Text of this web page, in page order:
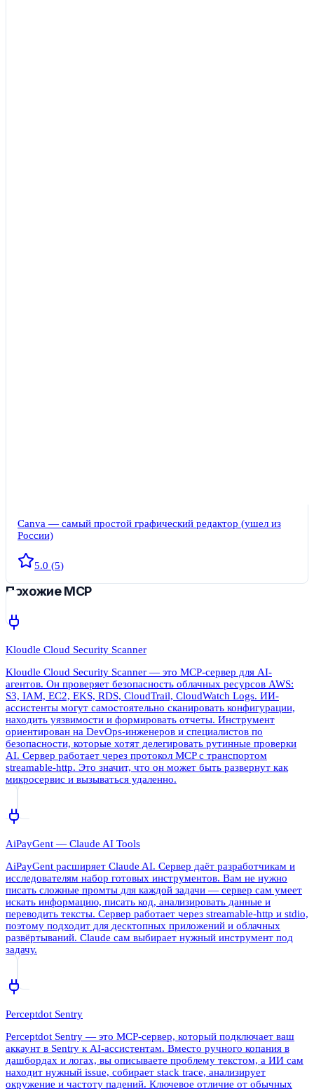
Canva — самый простой графический редактор (ушел из
России)
5.0 (5)
Похожие MCP
Kloudle Cloud Security Scanner
Kloudle Cloud Security Scanner — это MCP-сервер для AI-
агентов. Он проверяет безопасность облачных ресурсов AWS:
S3, IAM, EC2, EKS, RDS, CloudTrail, CloudWatch Logs. ИИ-
ассистенты могут самостоятельно сканировать конфигурации,
находить уязвимости и формировать отчеты. Инструмент
ориентирован на DevOps-инженеров и специалистов по
безопасности, которые хотят делегировать рутинные проверки
AI. Сервер работает через протокол MCP с транспортом
streamable-http. Это значит, что он может быть развернут как
микросервис и вызываться удаленно.
AiPayGent — Claude AI Tools
AiPayGent расширяет Claude AI. Сервер даёт разработчикам и
исследователям набор готовых инструментов. Вам не нужно
писать сложные промты для каждой задачи — сервер сам умеет
искать информацию, писать код, анализировать данные и
переводить тексты. Сервер работает через streamable-http и stdio,
поэтому подходит для десктопных приложений и облачных
развёртываний. Claude сам выбирает нужный инструмент под
задачу.
Perceptdot Sentry
Perceptdot Sentry — это MCP-сервер, который подключает ваш
аккаунт в Sentry к AI-ассистентам. Вместо ручного копания в
дашбордах и логах, вы описываете проблему текстом, а ИИ сам
находит нужный issue, собирает stack trace, анализирует
окружение и частоту падений. Ключевое отличие от обычных